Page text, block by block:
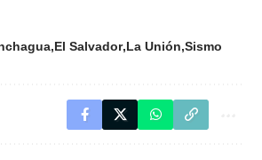
El Salvador La Unión Sismo